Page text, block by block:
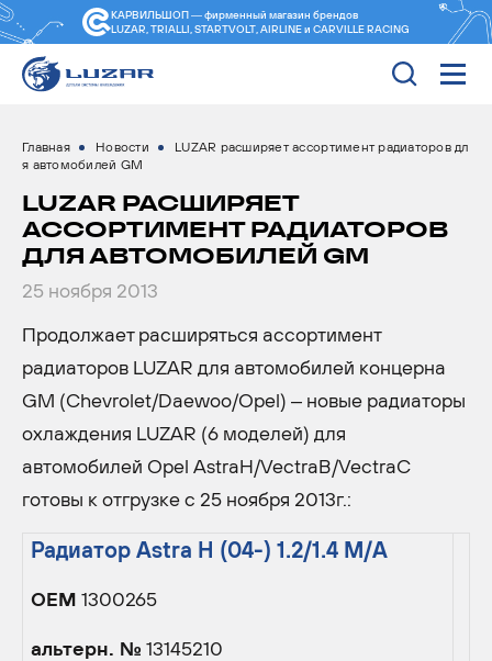
КАРВИЛЬШОП — фирменный магазин брендов
LUZAR, TRIALLI, STARTVOLT, AIRLINE и CARVILLE RACING
Главная Новости
LUZAR расширяет ассортимент радиаторов дл
я автомобилей GM
LUZAR РАСШИРЯЕТ
АССОРТИМЕНТ РАДИАТОРОВ
ДЛЯ АВТОМОБИЛЕЙ GM
25 ноября 2013
Продолжает расширяться ассортимент
радиаторов LUZAR для автомобилей концерна
GM (Chevrolet/Daewoo/Opel) – новые радиаторы
охлаждения LUZAR (6 моделей) для
автомобилей Opel AstraH/VectraB/VectraC
готовы к отгрузке с 25 ноября 2013г.:
Радиатор Astra H (04-) 1.2/1.4 M/A
OEM 1300265
альтерн. № 13145210